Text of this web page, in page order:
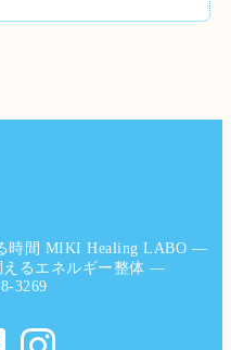
時間 MIKI Healing LABO ―
えるエネルギー整体 ―
3269